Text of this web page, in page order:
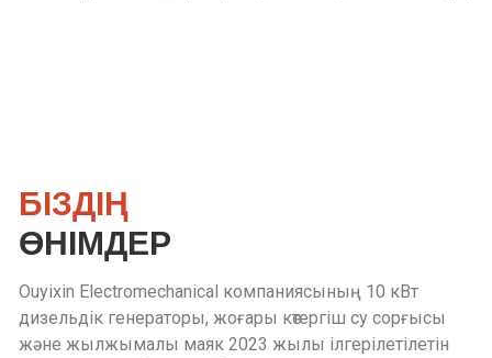
БІЗДІҢ
ӨНІМДЕР
Ouyixin Electromechanical компаниясының 10 кВт
дизельдік генераторы, жоғары көтергіш су сорғысы
және жылжымалы маяк 2023 жылы ілгерілетілетін